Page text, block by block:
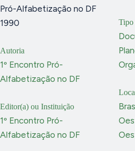
Pró-Alfabetização no DF
1990
Autoria
1º Encontro Pró-
Alfabetização no DF
Editor(a) ou Instituição
1º Encontro Pró-
Alfabetização no DF
Tipo